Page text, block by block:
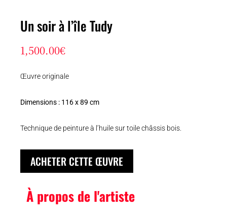
Un soir à l’île Tudy
1,500.00€
Œuvre originale
Dimensions : 116 x 89 cm
Technique de peinture à l’huile sur toile châssis bois.
ACHETER CETTE ŒUVRE
À propos de l'artiste